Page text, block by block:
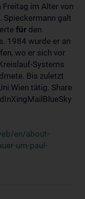
Freitag im Alter von
Spieckermann galt
für den
1984 wurde er an
wo er sich vor
Systems
Bis zuletzt
Wien tätig. Share
en/about-
um-paul-